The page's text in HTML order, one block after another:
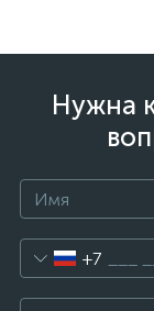
Нужна
+7